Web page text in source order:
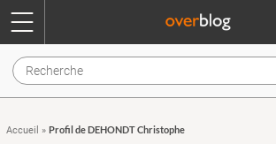
Accueil » Profil de DEHONDT Christophe